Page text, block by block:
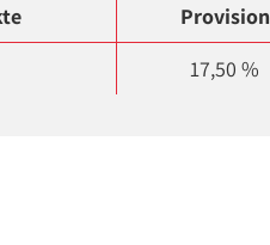
Provision
17,50 %